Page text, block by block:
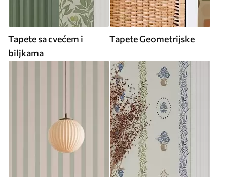
Tapete sa cvećem i
biljkama
Tapete Geometrijske